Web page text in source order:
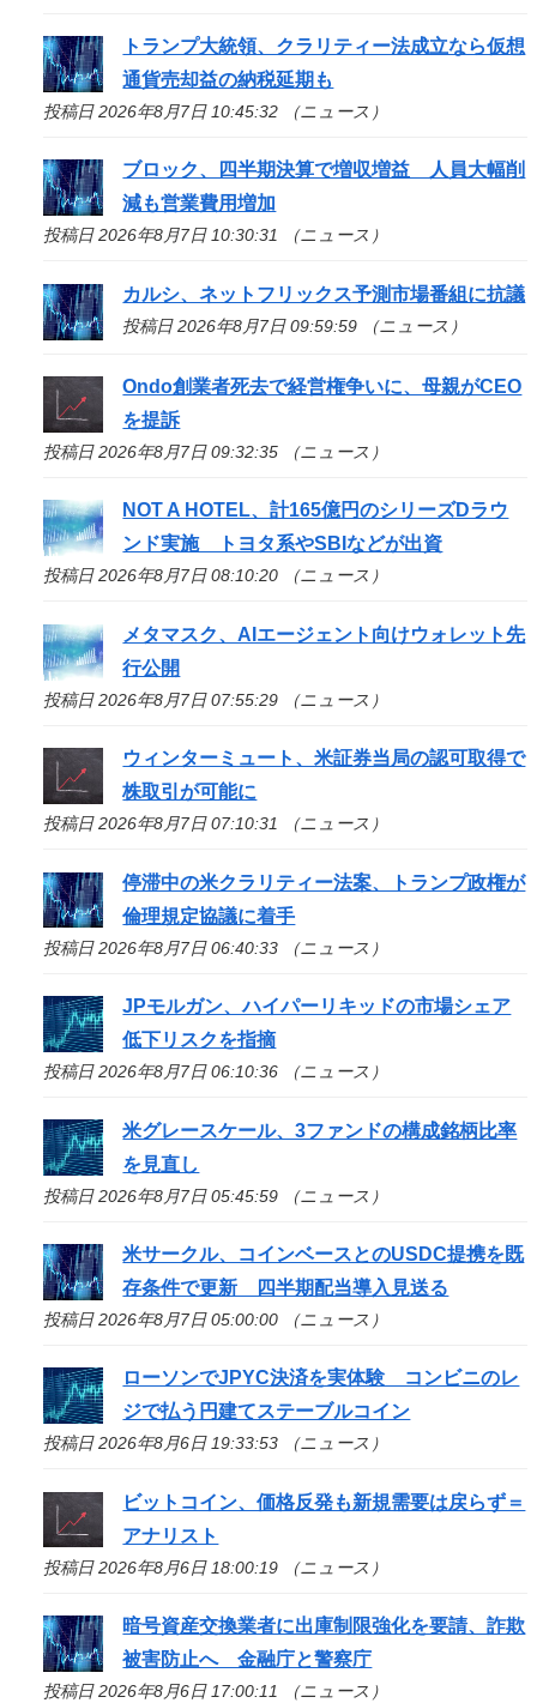
トランプ大統領、クラリティー法成立なら仮想
通貨売却益の納税延期も
投稿日 2026年8月7日 10:45:32 （ニュース）
ブロック、四半期決算で増収増益 人員大幅削
減も営業費用増加
投稿日 2026年8月7日 10:30:31 （ニュース）
カルシ、ネットフリックス予測市場番組に抗議
投稿日 2026年8月7日 09:59:59 （ニュース）
Ondo創業者死去で経営権争いに、母親がCEO
を提訴
投稿日 2026年8月7日 09:32:35 （ニュース）
NOT A HOTEL、計165億円のシリーズDラウ
ンド実施 トヨタ系やSBIなどが出資
投稿日 2026年8月7日 08:10:20 （ニュース）
メタマスク、AIエージェント向けウォレット先
行公開
投稿日 2026年8月7日 07:55:29 （ニュース）
ウィンターミュート、米証券当局の認可取得で
株取引が可能に
投稿日 2026年8月7日 07:10:31 （ニュース）
停滞中の米クラリティー法案、トランプ政権が
倫理規定協議に着手
投稿日 2026年8月7日 06:40:33 （ニュース）
JPモルガン、ハイパーリキッドの市場シェア
低下リスクを指摘
投稿日 2026年8月7日 06:10:36 （ニュース）
米グレースケール、3ファンドの構成銘柄比率
を見直し
投稿日 2026年8月7日 05:45:59 （ニュース）
米サークル、コインベースとのUSDC提携を既
存条件で更新 四半期配当導入見送る
投稿日 2026年8月7日 05:00:00 （ニュース）
ローソンでJPYC決済を実体験 コンビニのレ
ジで払う円建てステーブルコイン
投稿日 2026年8月6日 19:33:53 （ニュース）
ビットコイン、価格反発も新規需要は戻らず＝
アナリスト
投稿日 2026年8月6日 18:00:19 （ニュース）
暗号資産交換業者に出庫制限強化を要請、詐欺
被害防止へ 金融庁と警察庁
投稿日 2026年8月6日 17:00:11 （ニュース）